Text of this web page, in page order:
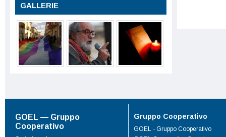
GALLERIE
GOEL — Gruppo
Cooperativo
Gruppo Cooperativo
GOEL - Gruppo Cooperativo